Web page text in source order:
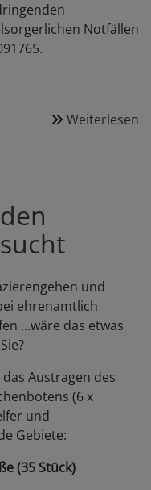
Notfällen
Weiterlesen
und
ehrenamtlich
...wäre das etwas
das Austragen des
(6 x
und
Gebiete:
(35 Stück)